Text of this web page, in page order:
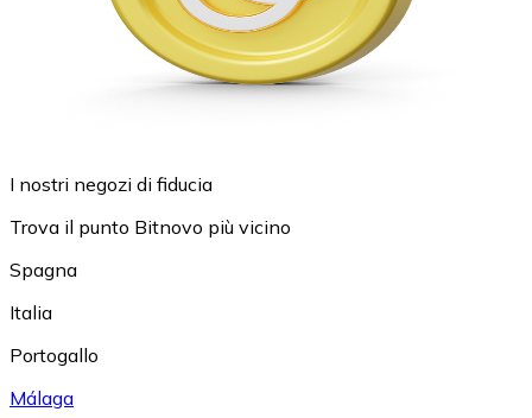
I nostri negozi di fiducia
Trova il punto Bitnovo più vicino
Spagna
Italia
Portogallo
Málaga